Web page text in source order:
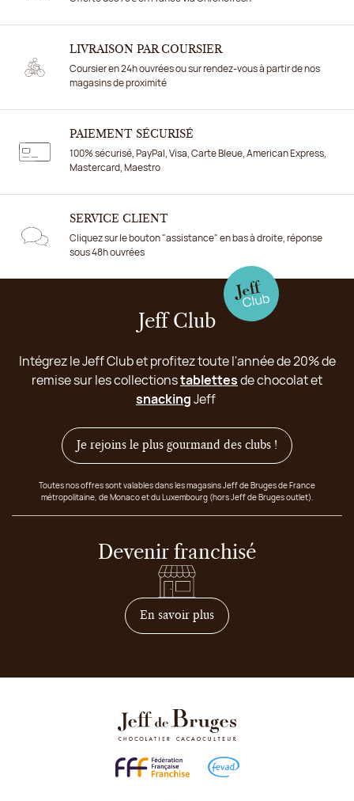
LIVRAISON PAR COURSIER
Coursier en 24h ouvrées ou sur rendez-vous à partir de nos
magasins de proximité
PAIEMENT SÉCURISÉ
100% sécurisé, PayPal, Visa, Carte Bleue, American Express,
Mastercard, Maestro
SERVICE CLIENT
Cliquez sur le bouton "assistance" en bas à droite, réponse
sous 48h ouvrées
Jeff Club
Intégrez le Jeff Club et profitez toute l'année de 20% de
remise sur les collectionstablettesde chocolat et
snackingJeff
Je rejoins le plus gourmand des clubs !
Toutes nos offres sont valables dans les magasins Jeff de Bruges de France
métropolitaine, de Monaco et du Luxembourg (hors Jeff de Bruges outlet).
Devenir franchisé
En savoir plussur comment devenir